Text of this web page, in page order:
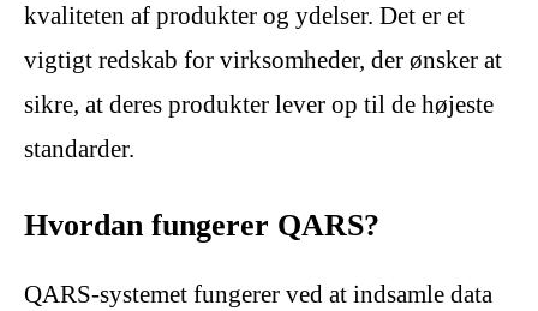
kvaliteten af produkter og ydelser. Det er et
vigtigt redskab for virksomheder, der ønsker at
sikre, at deres produkter lever op til de højeste
standarder.
Hvordan fungerer QARS?
QARS-systemet fungerer ved at indsamle data